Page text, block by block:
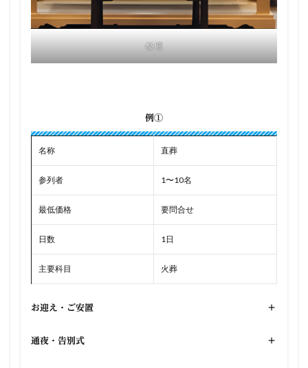
祭壇
例①
名称 直葬
参列者 1〜10名
最低価格 要問合せ
日数 1日
主要科目 火葬
お迎え・ご安置 +
通夜・告別式 +